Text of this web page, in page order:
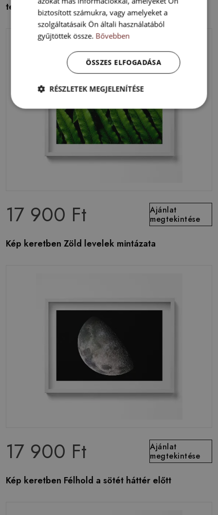
testről
17 900 Ft
Ajánlat
megtekintése
Kép keretben Zöld levelek mintázata
17 900 Ft
Ajánlat
megtekintése
Kép keretben Félhold a sötét háttér előtt
biztosított számukra, vagy amelyeket a
szolgáltatásaik Ön általi használatából
gyűjtöttek össze. Bővebben
ÖSSZES ELFOGADÁSA
RÉSZLETEK MEGJELENÍTÉSE